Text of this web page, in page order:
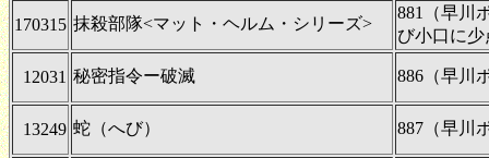
170315 抹殺部隊<マット・ヘルム・シリーズ>
881（早川
び小口に
12031 秘密指令ー破滅 886（早川
13249 蛇（へび） 887（早川